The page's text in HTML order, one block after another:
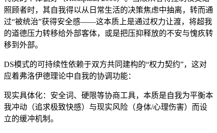
照顾者时，其自我得以从日常生活的决策焦虑中抽离，转而通
过“被统治”获得安全感——这本质上是通过权力让渡，将超我
的道德压力转移给外部客体，或是把压抑释放的不安与愧疚转
移到外部。
DS模式的可持续性依赖于双方共同建构的“权力契约”，这对
应着弗洛伊德理论中自我的协调功能：
现实具体化：安全词、硬限等协商工具，本质是自我为平衡本
我冲动（追求极致快感）与现实风险（身体/心理伤害）而设
立的缓冲机制。